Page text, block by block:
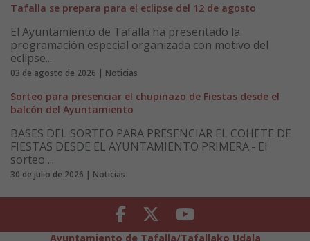
Tafalla se prepara para el eclipse del 12 de agosto
El Ayuntamiento de Tafalla ha presentado la
programación especial organizada con motivo del
eclipse...
03 de agosto de 2026 | Noticias
Sorteo para presenciar el chupinazo de Fiestas desde el
balcón del Ayuntamiento
BASES DEL SORTEO PARA PRESENCIAR EL COHETE DE
FIESTAS DESDE EL AYUNTAMIENTO PRIMERA.- El
sorteo ...
30 de julio de 2026 | Noticias
Facebook Twitter Youtube
Ayuntamiento de Tafalla/Tafallako Udala